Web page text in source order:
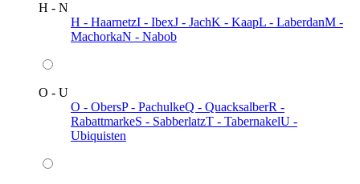
H - N
H - HaarnetzI - IbexJ - JachK - KaapL - LaberdanM -
MachorkaN - Nabob
O - U
O - ObersP - PachulkeQ - QuacksalberR -
RabattmarkeS - SabberlatzT - TabernakelU -
Ubiquisten